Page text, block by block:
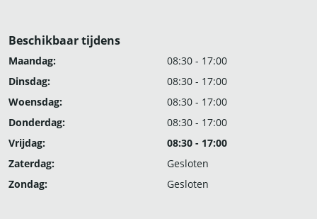
Beschikbaar tijdens
Maandag:
08:30 - 17:00
Dinsdag:
08:30 - 17:00
Woensdag:
08:30 - 17:00
Donderdag:
08:30 - 17:00
Vrijdag:
08:30 - 17:00
Zaterdag:
Gesloten
Zondag:
Gesloten